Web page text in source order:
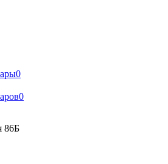
0
0
86Б